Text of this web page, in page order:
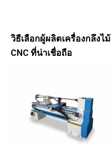
วิธีเลือกผู้ผลิตเครื่องกลึงไม้
CNC ที่น่าเชื่อถือ